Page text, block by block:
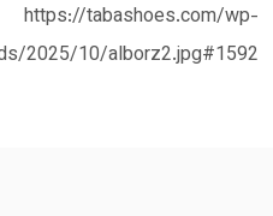
https://tabashoes.com/wp-
2025/10/alborz2.jpg#1592